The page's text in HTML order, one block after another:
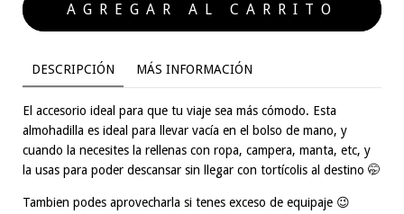
DESCRIPCIÓN MÁS INFORMACIÓN
El accesorio ideal para que tu viaje sea más cómodo. Esta
almohadilla es ideal para llevar vacía en el bolso de mano, y
cuando la necesites la rellenas con ropa, campera, manta, etc, y
la usas para poder descansar sin llegar con tortícolis al destino 🤭
Tambien podes aprovecharla si tenes exceso de equipaje 😉